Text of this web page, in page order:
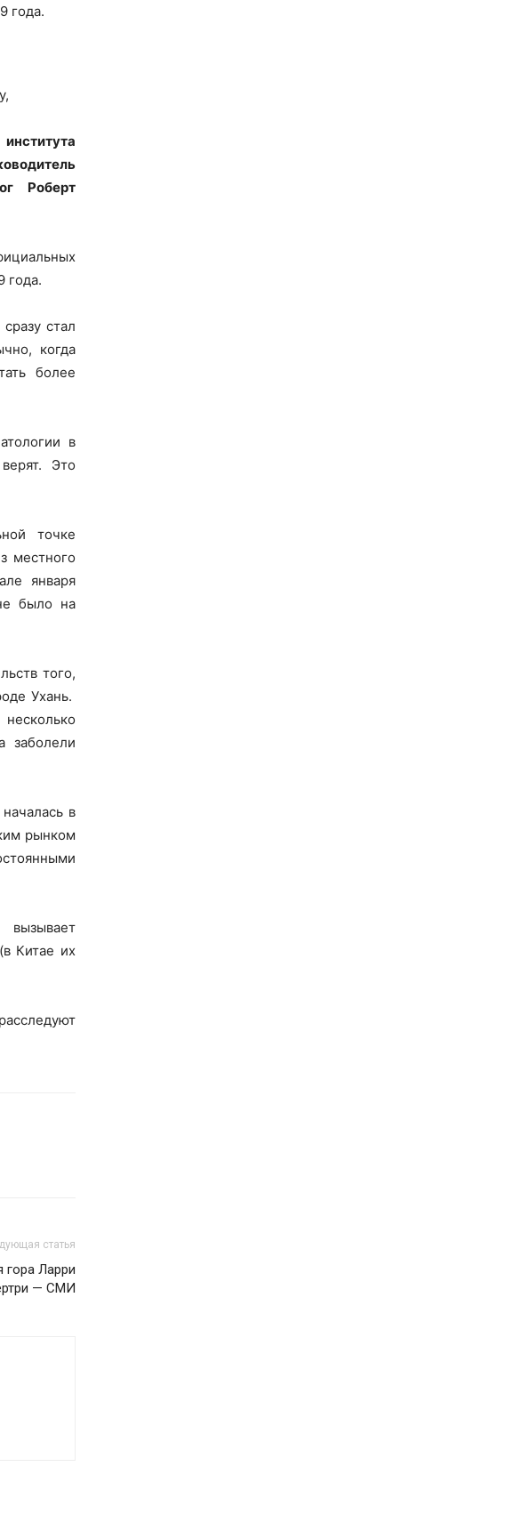
года.
Роберт
года.
стал
когда
более
в
Это
точке
местного
января
было на
того,
Ухань.
заболели
в
рынком
вызывает
Китае их
статья
гора Ларри
— СМИ